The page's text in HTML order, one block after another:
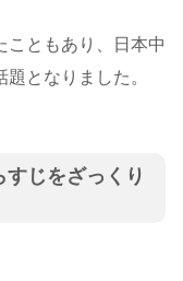
こともあり、日本中
となりました。
じをざっくり